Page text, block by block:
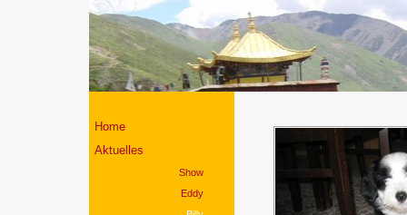
Home
Aktuelles
Show
Eddy